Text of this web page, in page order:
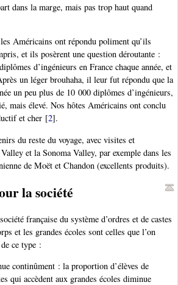
dans la marge, mais pas trop haut quand
Américains ont répondu poliment qu’ils
et ils posèrent une question déroutante :
d’ingénieurs en France chaque année, et
un léger brouhaha, il leur fut répondu que la
un peu plus de 10 000 diplômes d’ingénieurs,
mais élevé. Nos hôtes Américains ont conclu
et cher [2].
du reste du voyage, avec visites et
et la Sonoma Valley, par exemple dans les
de Moët et Chandon (excellents produits).
la société
française du système d’ordres et de castes
et les grandes écoles sont celles que l’on
ce type :
continûment : la proportion d’élèves de
qui accèdent aux grandes écoles diminue